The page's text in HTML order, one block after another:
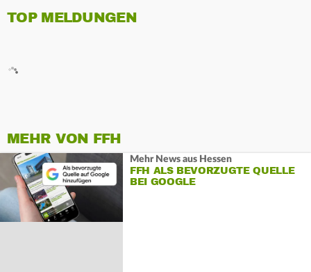
TOP MELDUNGEN
MEHR VON FFH
Mehr News aus Hessen
FFH ALS BEVORZUGTE QUELLE
BEI GOOGLE